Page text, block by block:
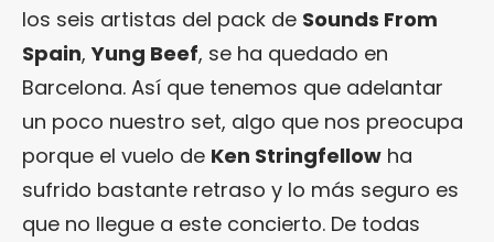
los seis artistas del pack de Sounds From
Spain,Yung Beef, se ha quedado en
Barcelona. Así que tenemos que adelantar
un poco nuestro set, algo que nos preocupa
porque el vuelo de Ken Stringfellow ha
sufrido bastante retraso y lo más seguro es
que no llegue a este concierto. De todas